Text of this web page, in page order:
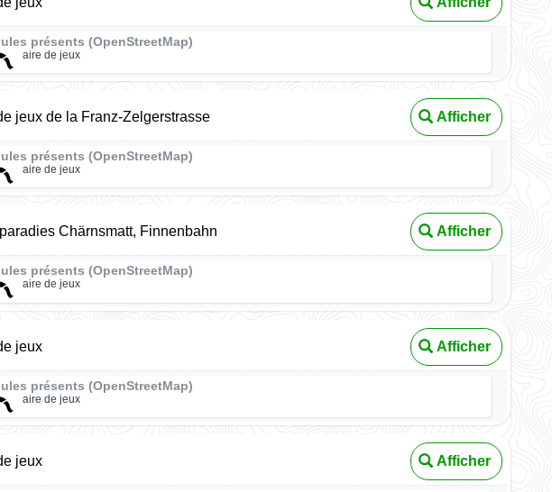
présents (OpenStreetMap)
aire de jeux
jeux de la Franz-Zelgerstrasse Afficher
présents (OpenStreetMap)
aire de jeux
Chärnsmatt, Finnenbahn Afficher
présents (OpenStreetMap)
aire de jeux
jeux Afficher
présents (OpenStreetMap)
aire de jeux
jeux Afficher